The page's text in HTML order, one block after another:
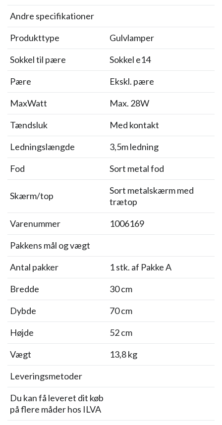
Andre specifikationer
Produkttype
Gulvlamper
Sokkel til pære
Sokkel e14
Pære
Ekskl. pære
MaxWatt
Max. 28W
Tændsluk
Med kontakt
Ledningslængde
3,5m ledning
Fod
Sort metal fod
Skærm/top
Sort metalskærm med
trætop
Varenummer
1006169
Pakkens mål og vægt
Antal pakker
1 stk. af Pakke A
Bredde
30 cm
Dybde
70 cm
Højde
52 cm
Vægt
13,8 kg
Leveringsmetoder
Du kan få leveret dit køb
på flere måder hos ILVA